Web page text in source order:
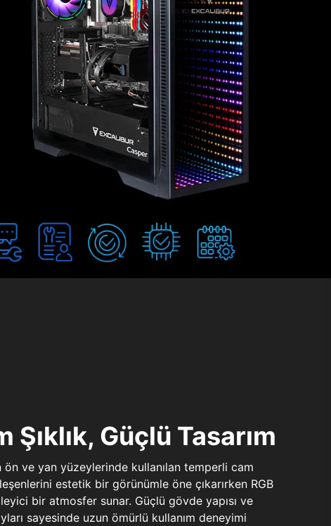
Şıklık, Güçlü Tasarım
ön ve yan yüzeylerinde kullanılan temperli cam
estetik bir görünümle öne çıkarırken RGB
bir atmosfer sunar. Güçlü gövde yapısı ve
sayesinde uzun ömürlü kullanım deneyimi